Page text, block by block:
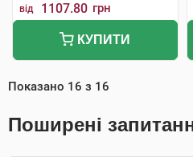
від 1107.80 грн
КУПИТИ
Показано 16 з 16
Поширені